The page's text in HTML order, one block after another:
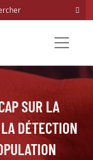
SUR LA
DÉTECTION